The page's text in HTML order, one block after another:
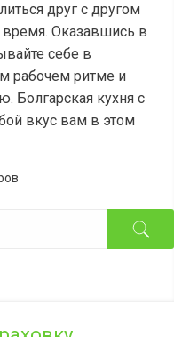
друг с другом
Оказавшись в
себе в
рабочем ритме и
Болгарская кухня с
вкус вам в этом